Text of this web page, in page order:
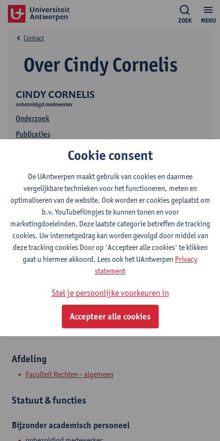
MENU
ZOEK
CINDY CORNELIS
onbezoldigd medewerker
Onderzoek
Publicaties
Over Cindy Cornelis
Contact
Contact
Stadscampus
Venusstraat 23
2000 Antwerpen, BEL
Afdeling
Faculteit Rechten - algemeen
Statuut & functies
Bijzonder academisch personeel
Cookie consent
De UAntwerpen maakt gebruik van cookies en daarmee
vergelijkbare technieken voor het functioneren, meten en
optimaliseren van de website. Ook worden er cookies geplaatst om
b.v. YouTubefilmpjes te kunnen tonen en voor
marketingdoeleinden. Deze laatste categorie betreffen de tracking
cookies. Uw internetgedrag kan worden gevolgd door middel van
deze tracking cookies Door op 'Accepteer alle cookies' te klikken
gaat u hiermee akkoord. Lees ook het UAntwerpen Privacy
statement
Stel je persoonlijke voorkeuren in
Accepteer alle cookies